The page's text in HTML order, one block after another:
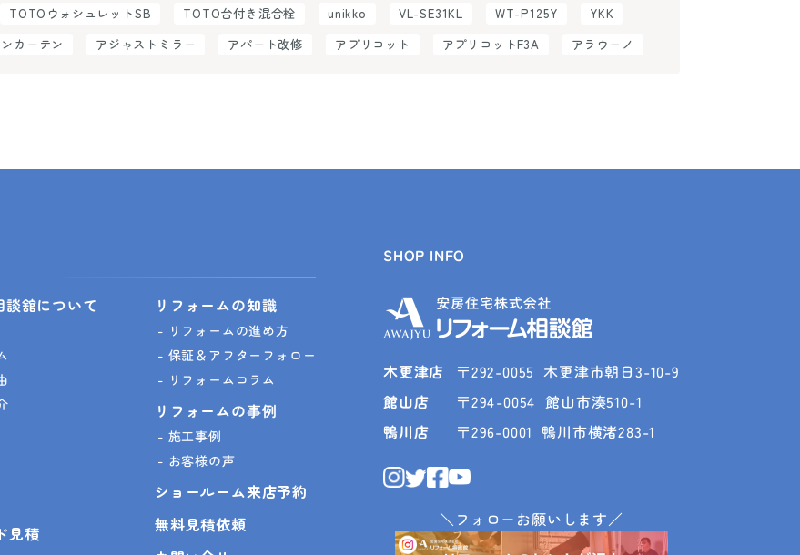
TOTOウォシュレットSB TOTO台付き混合栓 unikko VL-SE31KL WT-P125Y
YKK
カーテン アジャストミラー アパート改修 アプリコット アプリコットF3A アラウーノ
談舘について
見積
リフォームの知識
リフォームの進め方
保証＆アフターフォロー
リフォームコラム
リフォームの事例
施工事例
お客様の声
ショールーム来店予約
無料見積依頼
SHOP INFO
木更津店 〒292-0055 木更津市朝日3-10-9
館山店 〒294-0054 館山市湊510-1
鴨川店 〒296-0001 鴨川市横渚283-1
＼フォローお願いします／